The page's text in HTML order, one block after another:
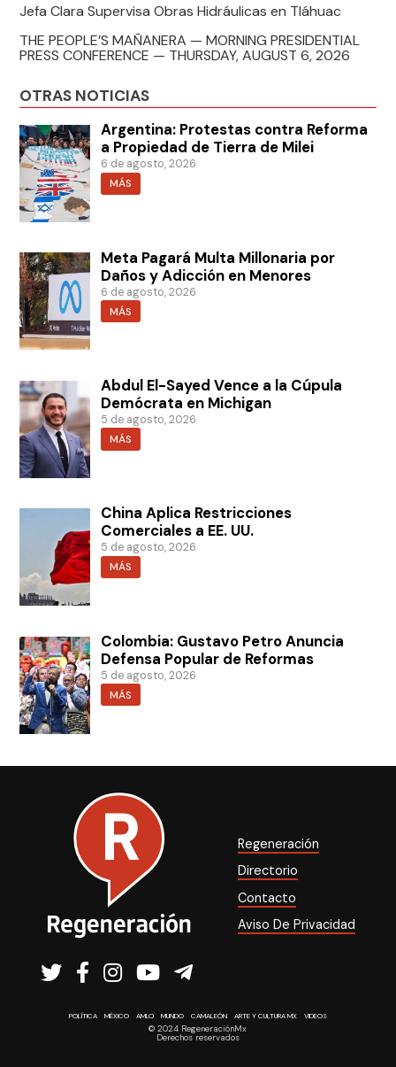
Jefa Clara Supervisa Obras Hidráulicas en Tláhuac
THE PEOPLE’S MAÑANERA — MORNING PRESIDENTIAL
PRESS CONFERENCE — THURSDAY, AUGUST 6, 2026
OTRAS NOTICIAS
Argentina: Protestas contra Reforma
a Propiedad de Tierra de Milei
6 de agosto, 2026
MÁS
Meta Pagará Multa Millonaria por
Daños y Adicción en Menores
6 de agosto, 2026
MÁS
Abdul El-Sayed Vence a la Cúpula
Demócrata en Michigan
5 de agosto, 2026
MÁS
China Aplica Restricciones
Comerciales a EE. UU.
5 de agosto, 2026
MÁS
Colombia: Gustavo Petro Anuncia
Defensa Popular de Reformas
5 de agosto, 2026
MÁS
Regeneración
Directorio
Contacto
Aviso De Privacidad
POLÍTICA MÉXICO AMLO MUNDO CAMALEÓN ARTE Y CULTURA MX VIDEOS
© 2024 RegeneraciónMx
Derechos reservados